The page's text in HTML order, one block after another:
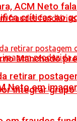
Manchado
integrar grupo
ACM Neto
críticas ao
retirar
Neto em